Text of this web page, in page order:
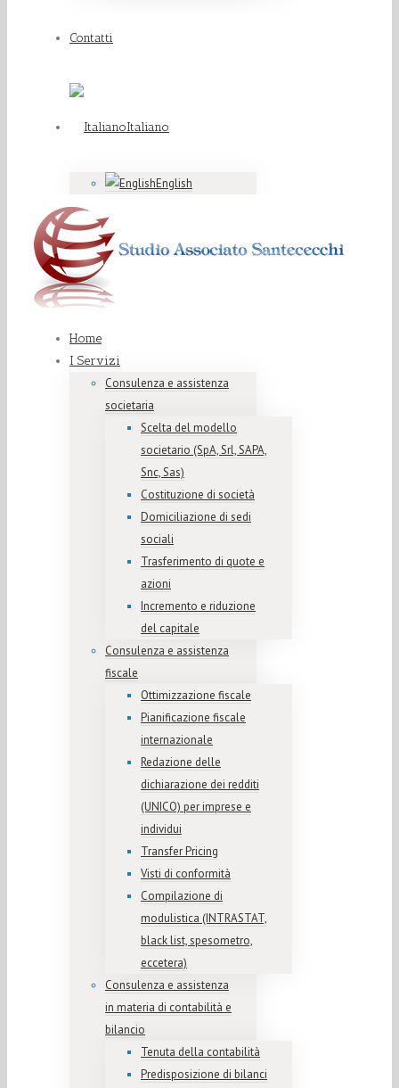
Contatti
Italiano
English
Home
I Servizi
Consulenza e assistenza
societaria
Scelta del modello
societario (SpA, Srl, SAPA,
Snc, Sas)
Costituzione di società
Domiciliazione di sedi
sociali
Trasferimento di quote e
azioni
Incremento e riduzione
del capitale
Consulenza e assistenza
fiscale
Ottimizzazione fiscale
Pianificazione fiscale
internazionale
Redazione delle
dichiarazione dei redditi
(UNICO) per imprese e
individui
Transfer Pricing
Visti di conformità
Compilazione di
modulistica (INTRASTAT,
black list, spesometro,
eccetera)
Consulenza e assistenza
in materia di contabilità e
bilancio
Tenuta della contabilità
Predisposizione di bilanci